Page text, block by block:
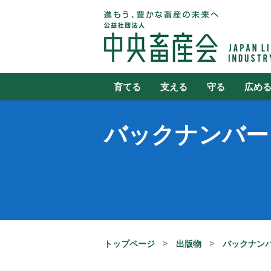
育てる 支える 守る 広める
バックナンバー
トップページ 出版物 バックナン